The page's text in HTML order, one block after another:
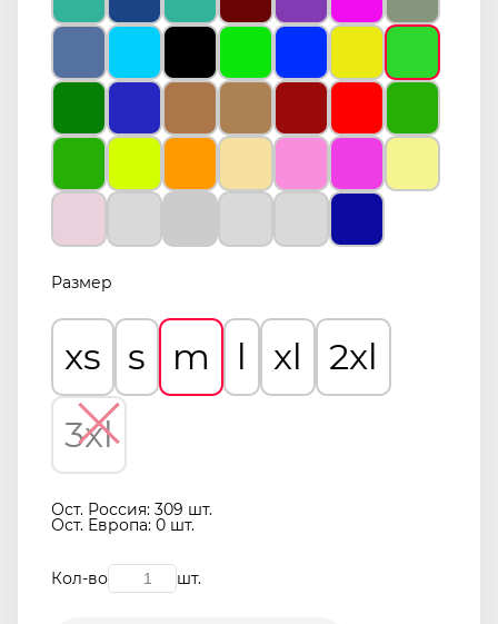
Размер
xs s m l xl
2xl
3xl
Ост. Россия: 309 шт.
Ост. Европа: 0 шт.
Кол-во шт.